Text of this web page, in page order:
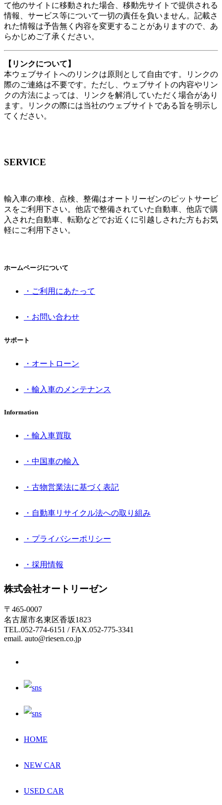
て他のサイトに移動された場合、移動先サイトで提供される
情報、サービス等について一切の責任を負いません。記載さ
れた情報は予告無く内容を変更することがありますので、あ
らかじめご了承ください。
【リンクについて】
本ウェブサイトへのリンクは原則として自由です。リンクの
際のご連絡は不要です。ただし、ウェブサイトの内容やリン
クの方法によっては、リンクを解消していただく場合があり
ます。リンクの際には当社のウェブサイトである旨を明示し
てください。
SERVICE
輸入車の車検、点検、整備はオートリーゼンのピットサービ
スをご利用下さい。他店で整備されていた自動車、他店で購
入された自動車、転勤などでお近くに引越しされた方もお気
軽にご利用下さい。
ホームページについて
・ご利用にあたって
・お問い合わせ
サポート
・オートローン
・輸入車のメンテナンス
Information
・輸入車買取
・中国車の輸入
・古物営業法に基づく表記
・自動車リサイクル法への取り組み
・プライバシーポリシー
・採用情報
株式会社オートリーゼン
〒465-0007
名古屋市名東区香坂1823
TEL.052-774-6151 / FAX.052-775-3341
email. auto@riesen.co.jp
HOME
NEW CAR
USED CAR